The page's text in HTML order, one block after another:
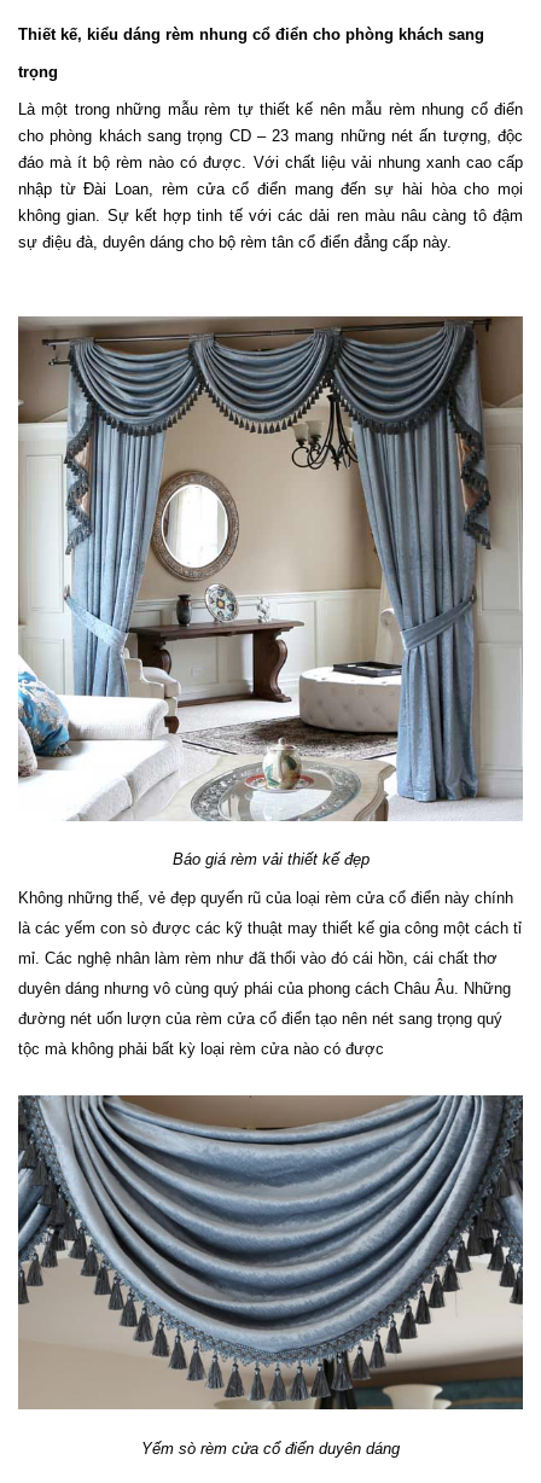
Thiết kế, kiểu dáng rèm nhung cổ điển cho phòng khách sang
trọng
Là một trong những mẫu rèm tự thiết kế nên mẫu rèm nhung cổ điển
cho phòng khách sang trọng CD – 23 mang những nét ấn tượng, độc
đáo mà ít bộ rèm nào có được. Với chất liệu vải nhung xanh cao cấp
nhập từ Đài Loan, rèm cửa cổ điển mang đến sự hài hòa cho mọi
không gian. Sự kết hợp tinh tế với các dải ren màu nâu càng tô đậm
sự điệu đà, duyên dáng cho bộ rèm tân cổ điển đẳng cấp này.
Báo giá rèm vải thiết kế đẹp
Không những thế, vẻ đẹp quyến rũ của loại rèm cửa cổ điển này chính
là các yếm con sò được các kỹ thuật may thiết kế gia công một cách tỉ
mỉ. Các nghệ nhân làm rèm như đã thổi vào đó cái hồn, cái chất thơ
duyên dáng nhưng vô cùng quý phái của phong cách Châu Âu. Những
đường nét uốn lượn của rèm cửa cổ điển tạo nên nét sang trọng quý
tộc mà không phải bất kỳ loại rèm cửa nào có được
Yếm sò rèm cửa cổ điển duyên dáng